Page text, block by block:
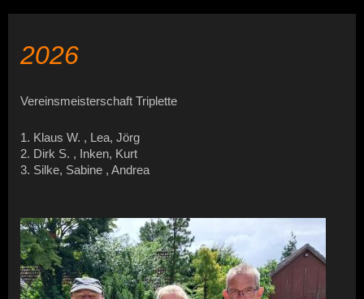
2026
Vereinsmeisterschaft Triplette
1. Klaus W. , Lea, Jörg
2. Dirk S. , Inken, Kurt
3. Silke, Sabine , Andrea